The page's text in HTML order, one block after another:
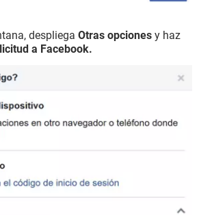
despliega Otras opciones y haz
a Facebook.